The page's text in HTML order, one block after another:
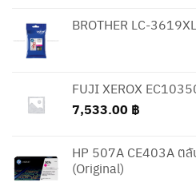
BROTHER LC-
FUJI XEROX
7,533.00 ฿
HP 507A CE403A ต
(Original)